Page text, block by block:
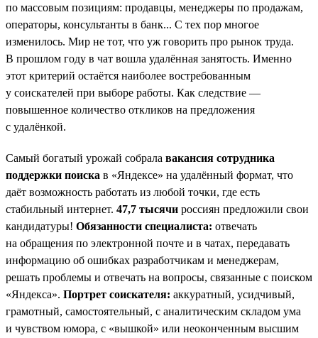
по массовым позициям: продавцы, менеджеры по продажам,
операторы, консультанты в банк... С тех пор многое
изменилось. Мир не тот, что уж говорить про рынок труда.
В прошлом году в чат вошла удалённая занятость. Именно
этот критерий остаётся наиболее востребованным
у соискателей при выборе работы. Как следствие —
повышенное количество откликов на предложения
с удалёнкой.
Самый богатый урожай собрала вакансия сотрудника
поддержки поиска в «Яндексе» на удалённый формат, что
даёт возможность работать из любой точки, где есть
стабильный интернет. 47,7 тысячи россиян предложили свои
кандидатуры! Обязанности специалиста: отвечать
на обращения по электронной почте и в чатах, передавать
информацию об ошибках разработчикам и менеджерам,
решать проблемы и отвечать на вопросы, связанные с поиском
«Яндекса». Портрет соискателя: аккуратный, усидчивый,
грамотный, самостоятельный, с аналитическим складом ума
и чувством юмора, с «вышкой» или неоконченным высшим